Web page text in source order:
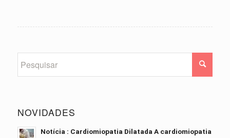
NOVIDADES
Notícia : Cardiomiopatia Dilatada A cardiomiopatia